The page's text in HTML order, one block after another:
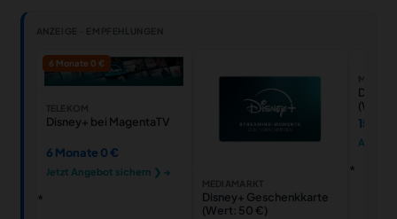
ANZEIGE · EMPFEHLUNGEN
6 Monate 0 €
TELEKOM
Disney+ bei MagentaTV
6 Monate 0 €
Jetzt Angebot sichern ❯ →
MEDIAMARKT
Disney+ Geschenkkarte
(Wert: 50 €)
(Wert: